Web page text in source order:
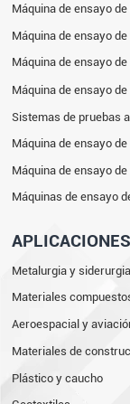
Máquina de ensayo
Máquina de ensayo
Máquina de ensayo
Máquina de ensayo
Sistemas de pruebas
Máquina de ensayo
Máquina de ensayo
Máquinas de ensayo
APLICACIONES
Metalurgia y siderurgia
Materiales
Aeroespacial y
Materiales de
Plástico y caucho